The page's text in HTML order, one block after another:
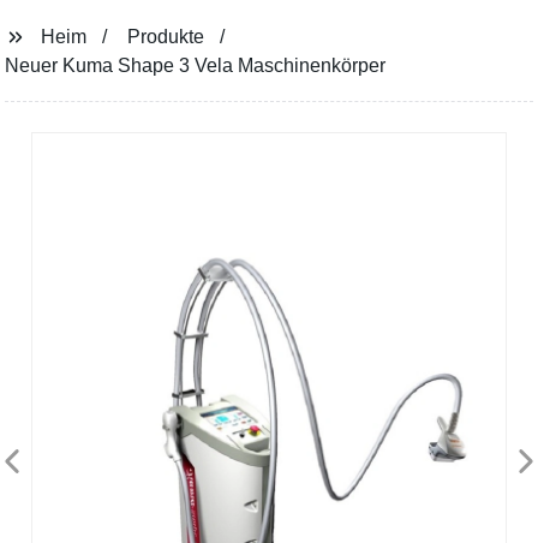
Heim
Produkte
Neuer Kuma Shape 3 Vela Maschinenkörper